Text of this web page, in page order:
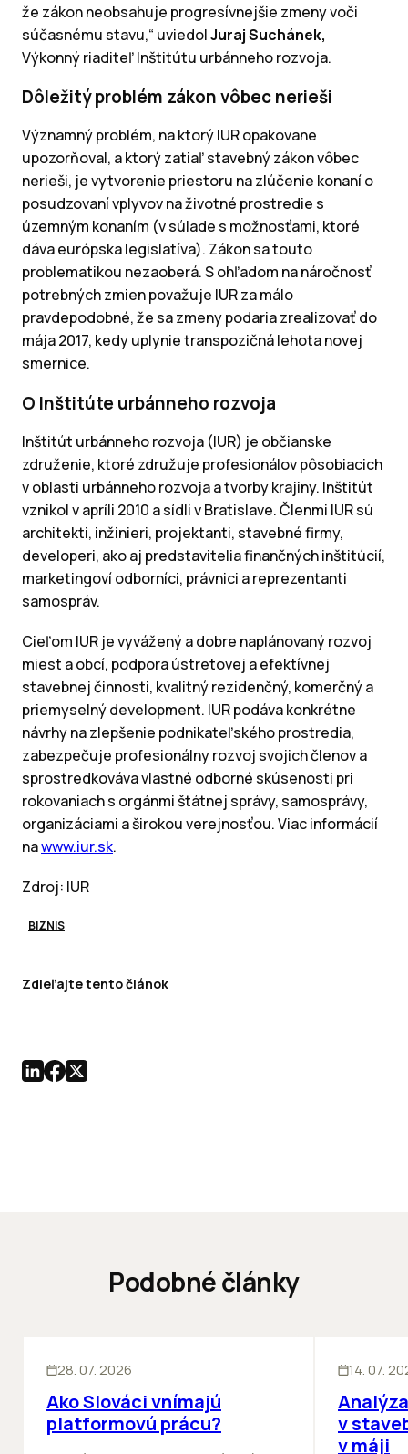
že zákon neobsahuje progresívnejšie zmeny voči
súčasnému stavu,“ uviedolJuraj Suchánek,
Výkonný riaditeľ Inštitútu urbánneho rozvoja.
Dôležitý problém zákon vôbec nerieši
Významný problém, na ktorý IUR opakovane
upozorňoval, a ktorý zatiaľ stavebný zákon vôbec
nerieši, je vytvorenie priestoru na zlúčenie konaní o
posudzovaní vplyvov na životné prostredie s
územným konaním (v súlade s možnosťami, ktoré
dáva európska legislatíva). Zákon sa touto
problematikou nezaoberá. S ohľadom na náročnosť
potrebných zmien považuje IUR za málo
pravdepodobné, že sa zmeny podaria zrealizovať do
mája 2017, kedy uplynie transpozičná lehota novej
smernice.
O Inštitúte urbánneho rozvoja
Inštitút urbánneho rozvoja (IUR) je občianske
združenie, ktoré združuje profesionálov pôsobiacich
v oblasti urbánneho rozvoja a tvorby krajiny. Inštitút
vznikol v apríli 2010 a sídli v Bratislave. Členmi IUR sú
architekti, inžinieri, projektanti, stavebné firmy,
developeri, ako aj predstavitelia finančných inštitúcií,
marketingoví odborníci, právnici a reprezentanti
samospráv.
Cieľom IUR je vyvážený a dobre naplánovaný rozvoj
miest a obcí, podpora ústretovej a efektívnej
stavebnej činnosti, kvalitný rezidenčný, komerčný a
priemyselný development. IUR podáva konkrétne
návrhy na zlepšenie podnikateľského prostredia,
zabezpečuje profesionálny rozvoj svojich členov a
sprostredkováva vlastné odborné skúsenosti pri
rokovaniach s orgánmi štátnej správy, samosprávy,
organizáciami a širokou verejnosťou. Viac informácií
nawww.iur.sk.
Zdroj: IUR
BIZNIS
Zdieľajte tento článok
Podobné články
28. 07. 2026
Ako Slováci vnímajú
platformovú prácu?
14. 07.
v
v máji